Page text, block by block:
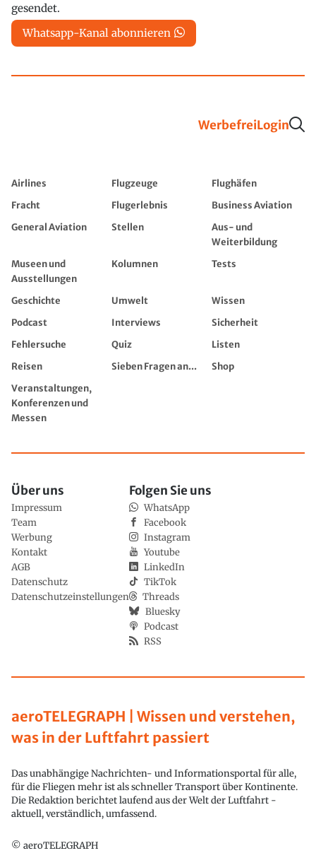
gesendet.
Whatsapp-Kanal abonnieren
WerbefreiLogin
Airlines Flugzeuge
Flughäfen
Fracht
Flugerlebnis
Business Aviation
General Aviation
Stellen
Aus- und
Weiterbildung
Museen und
Ausstellungen
Kolumnen Tests
Geschichte Umwelt
Wissen
Podcast
Interviews
Sicherheit
Fehlersuche
Quiz
Listen
Reisen
Sieben Fragen an...
Shop
Veranstaltungen,
Konferenzen und
Messen
aeroTELEGRAPH | Wissen und verstehen,
was in der Luftfahrt passiert
Das unabhängige Nachrichten- und Informationsportal für alle,
für die Fliegen mehr ist als schneller Transport über Kontinente.
Die Redaktion berichtet laufend aus der Welt der Luftfahrt -
aktuell, verständlich, umfassend.
© aeroTELEGRAPH
Über uns
Impressum
Team
Werbung
Kontakt
AGB
Datenschutz
Datenschutzeinstellungen
Folgen Sie uns
WhatsApp
Facebook
Instagram
Youtube
LinkedIn
TikTok
Threads
Bluesky
Podcast
RSS